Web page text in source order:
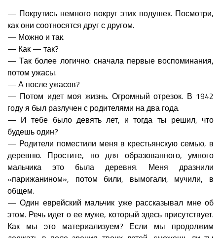
— Покрутись немного вокруг этих подушек. Посмотри,
как они соотносятся друг с другом.
— Можно и так.
— Как — так?
— Так более логично: сначала первые воспоминания,
потом ужасы.
— А после ужасов?
— Потом идет моя жизнь. Огромный отрезок. В 1942
году я был разлучен с родителями на два года.
— И тебе было девять лет, и тогда ты решил, что
будешь один?
— Родители поместили меня в крестьянскую семью, в
деревню. Простите, но для образованного, умного
мальчика это была деревня. Меня дразнили
«парижанином», потом били, вымогали, мучили, в
общем.
— Один еврейский мальчик уже рассказывал мне об
этом. Речь идет о ее муже, который здесь присутствует.
Как мы это материализуем? Если мы продолжим